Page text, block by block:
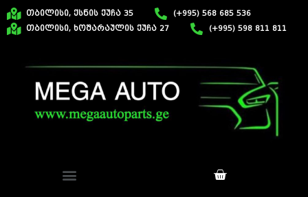
თბილისი, ქსნის ქუჩა 35
(+995) 568 685 536
თბილისი, ხოშარაულის ქუჩა 27
(+995) 598 811 811